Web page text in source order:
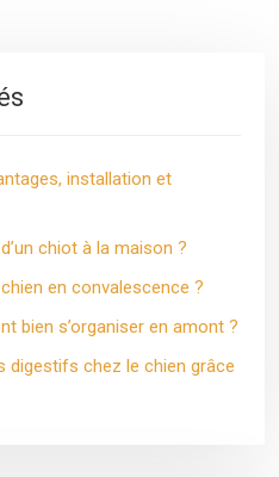
installation et
chiot à la maison ?
en convalescence ?
bien s’organiser en amont ?
digestifs chez le chien grâce